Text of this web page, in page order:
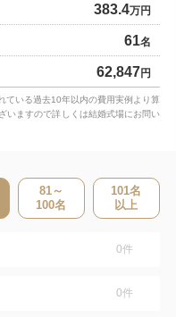
383.4万円
61名
62,847円
ている過去10年以内の費用実例より算
いますので詳しくは結婚式場にお問い
81～
100名
101名
以上
0件
0件